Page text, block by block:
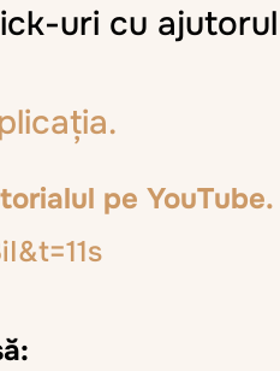
uri cu
pe YouTube.